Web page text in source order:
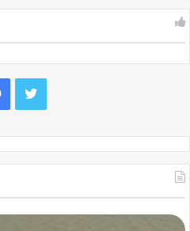
Facebook
Twitter